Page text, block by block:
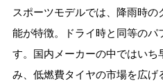
スポーツモデルでは、降雨時
能が特徴。ドライ時と同等のパ
す。国内メーカーの中ではいち
み、低燃費タイヤの市場を広げ